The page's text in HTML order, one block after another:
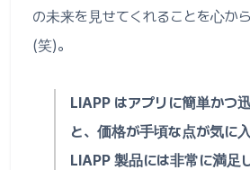
の未来を見せてくれることを心か
(笑)。
LIAPP はアプリに簡単かつ
と、価格が手頃な点が気に入
LIAPP 製品には非常に満足